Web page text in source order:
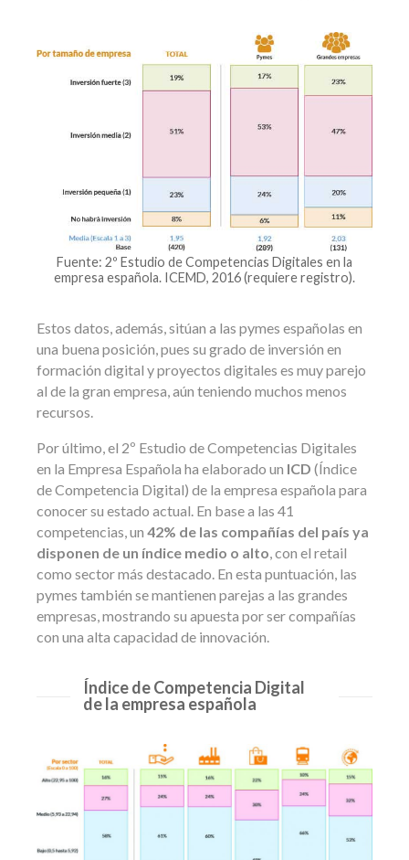
Fuente: 2º Estudio de Competencias Digitales en la
empresa española. ICEMD, 2016 (requiere registro).
Estos datos, además, sitúan a las pymes españolas en
una buena posición, pues su grado de inversión en
formación digital y proyectos digitales es muy parejo
al de la gran empresa, aún teniendo muchos menos
recursos.
Por último, el 2º Estudio de Competencias Digitales
en la Empresa Española ha elaborado un ICD (Índice
de Competencia Digital) de la empresa española para
conocer su estado actual. En base a las 41
competencias, un 42% de las compañías del país ya
disponen de un índice medio o alto, con el retail
como sector más destacado. En esta puntuación, las
pymes también se mantienen parejas a las grandes
empresas, mostrando su apuesta por ser compañías
con una alta capacidad de innovación.
Índice de Competencia Digital
de la empresa española